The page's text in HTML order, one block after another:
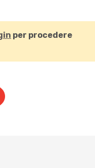
per procedere